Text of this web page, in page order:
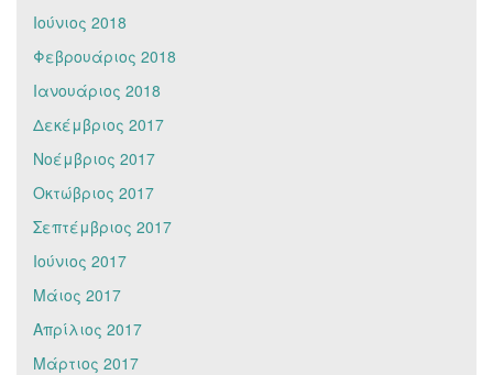
Ιούνιος 2018
Φεβρουάριος 2018
Ιανουάριος 2018
Δεκέμβριος 2017
Νοέμβριος 2017
Οκτώβριος 2017
Σεπτέμβριος 2017
Ιούνιος 2017
Μάιος 2017
Απρίλιος 2017
Μάρτιος 2017